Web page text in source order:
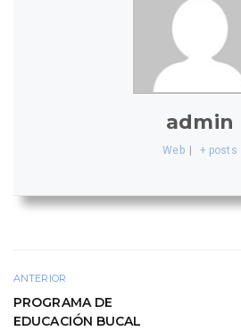
admin
Web | + posts
ANTERIOR
PROGRAMA DE
EDUCACIÓN BUCAL